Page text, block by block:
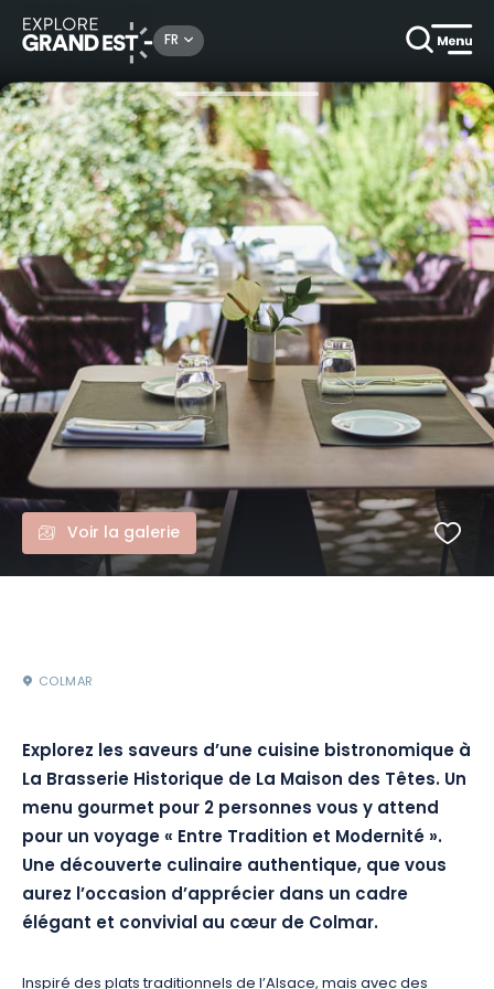
FR
Traditionnel et Terroir Menu Entre Tradition & Modernité - La Brasserie Historique
Voir la galerie
COLMAR
Explorez les saveurs d’une cuisine bistronomique à
La Brasserie Historique de La Maison des Têtes. Un
menu gourmet pour 2 personnes vous y attend
pour un voyage « Entre Tradition et Modernité ».
Une découverte culinaire authentique, que vous
aurez l’occasion d’apprécier dans un cadre
élégant et convivial au cœur de Colmar.
Inspiré des plats traditionnels de l’Alsace, mais avec des